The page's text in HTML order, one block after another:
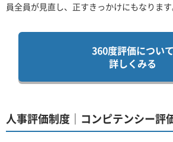
員全員が見直し、正すきっかけにもなります
360度評価について
詳しくみる
人事評価制度｜コンピテンシー評